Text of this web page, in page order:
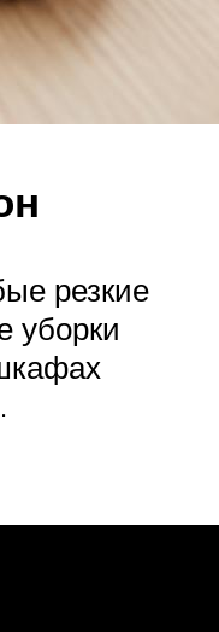
резкие
уборки